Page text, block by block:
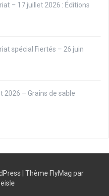
– 17 juillet 2026 : Éditions
spécial Fiertés – 26 juin
2026 – Grains de sable
Thème FlyMag par